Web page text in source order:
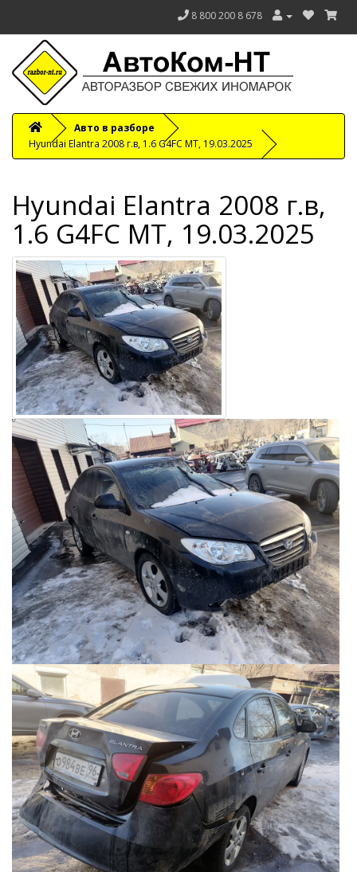
8 800 200 8 678
Авто в разборе
Hyundai Elantra 2008 г.в, 1.6 G4FC MT, 19.03.2025
Hyundai Elantra 2008 г.в,
1.6 G4FC MT, 19.03.2025